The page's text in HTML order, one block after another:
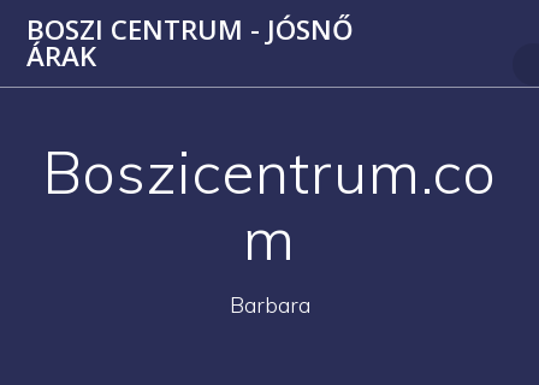
Skip
to
BOSZI CENTRUM - JÓSNŐ
ÁRAK
Boszicentrum.co
m
Barbara